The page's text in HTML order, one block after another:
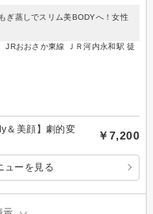
ぎ蒸しでスリム美BODYへ！女性
JRおおさか東線 ＪＲ河内永和駅 徒
＆美顔】劇的変
￥7,200
ューを見る